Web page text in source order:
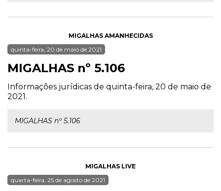
MIGALHAS AMANHECIDAS
quinta-feira, 20 de maio de 2021
MIGALHAS nº 5.106
Informações jurídicas de quinta-feira, 20 de maio de
2021.
MIGALHAS nº 5.106
MIGALHAS LIVE
quarta-feira, 25 de agosto de 2021